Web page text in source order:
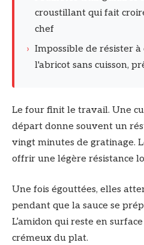
croustillant qui fait
chef
› Impossible de résister à
l'abricot sans cuisson,
Le four finit le travail. Une
départ donne souvent un
vingt minutes de gratinage.
offrir une légère résistance
Une fois égouttées, elles
pendant que la sauce se
L’amidon qui reste en
crémeux du plat.